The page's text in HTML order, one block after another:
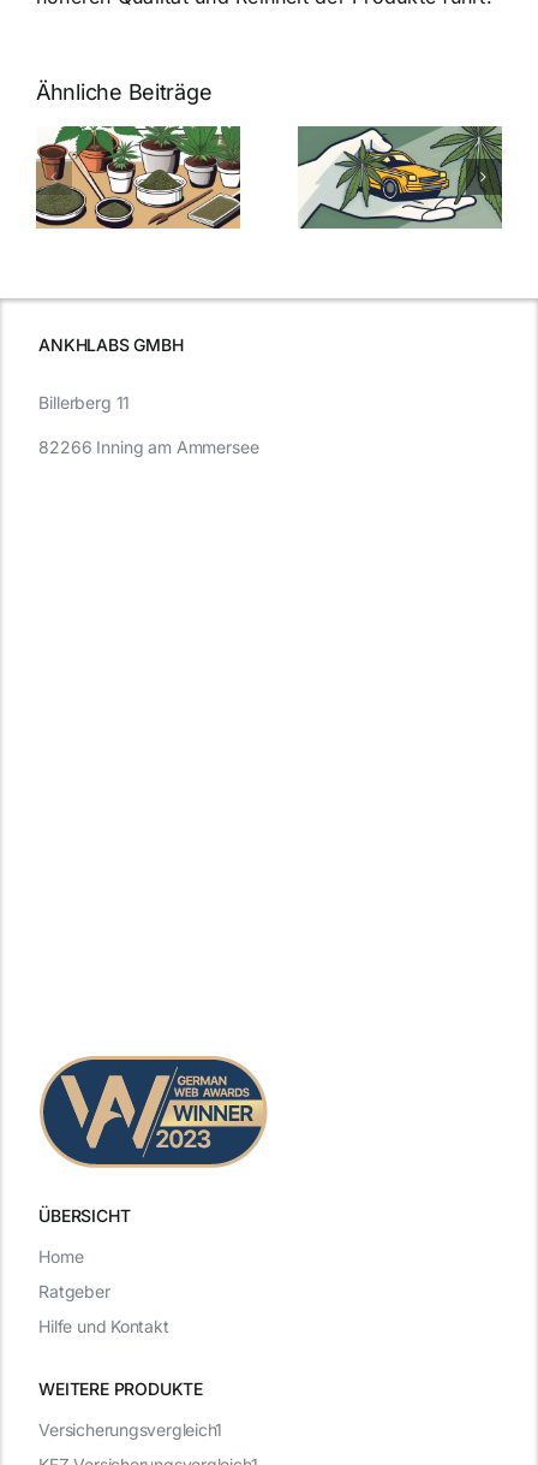
Ähnliche Beiträge
Neue THC-
Grenzwert-
Regelung:
Was Sie über
Cannabis und
müssen
Cannabis
Samen
kaufen: Alles
was Sie
ANKHLABS GMBH
ÜBERSICHT
WEITERE PRODUKTE
Billerberg 11
82266 Inning am Ammersee
Versicherungsvergleich1
Home
Ratgeber
Hilfe und Kontakt